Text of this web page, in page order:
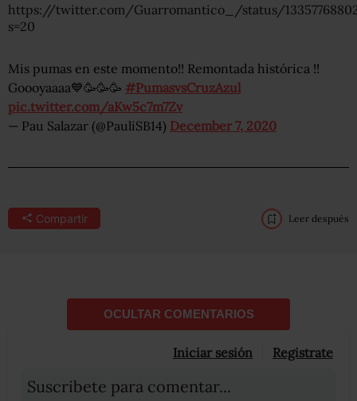
https://twitter.com/Guarromantico_/status/
s=20
Mis pumas en este momento!! Remontada histórica !!
Goooyaaaa💙🥳🥳🥳 #PumasvsCruzAzul
pic.twitter.com/aKw5c7m7Zv
— Pau Salazar (@PauliSB14) December 7, 2020
Compartir Leer después
OCULTAR COMENTARIOS
Iniciar sesión Registrate
Suscribete para comentar...